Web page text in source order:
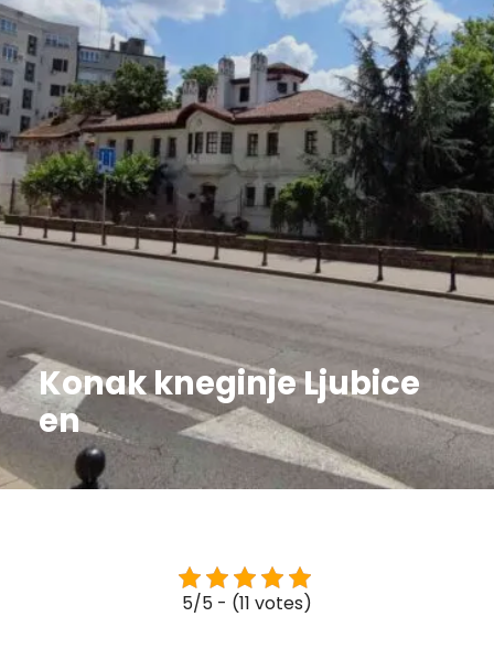
Konak kneginje Ljubice
en
5/5 - (11 votes)